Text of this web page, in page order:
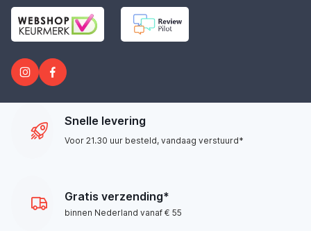
Snelle levering
Voor 21.30 uur besteld, vandaag verstuurd*
Gratis verzending*
binnen Nederland vanaf € 55